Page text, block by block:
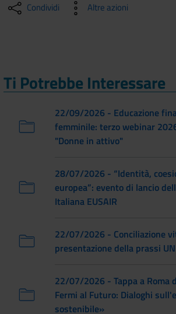
Condividi Altre azioni
Ti Potrebbe Interessare
22/09/2026 - Educazione
femminile: terzo webinar
"Donne in attivo"
28/07/2026 - “Identità,
europea”: evento di lancio
Italiana EUSAIR
22/07/2026 - Conciliazione
presentazione della prassi
22/07/2026 - Tappa a Roma
Fermi al Futuro: Dialoghi
sostenibile»